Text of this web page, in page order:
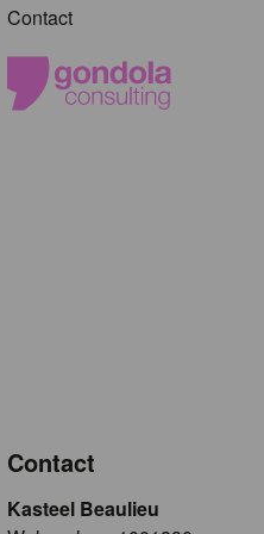
Contact
Contact
Kasteel Beaulieu